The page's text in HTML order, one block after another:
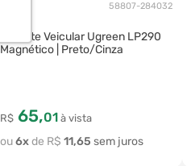
58807-284032
Suporte Veicular Ugreen LP290
Magnético | Preto/Cinza
R$ 65,01 à vista
6 R$ 11,65